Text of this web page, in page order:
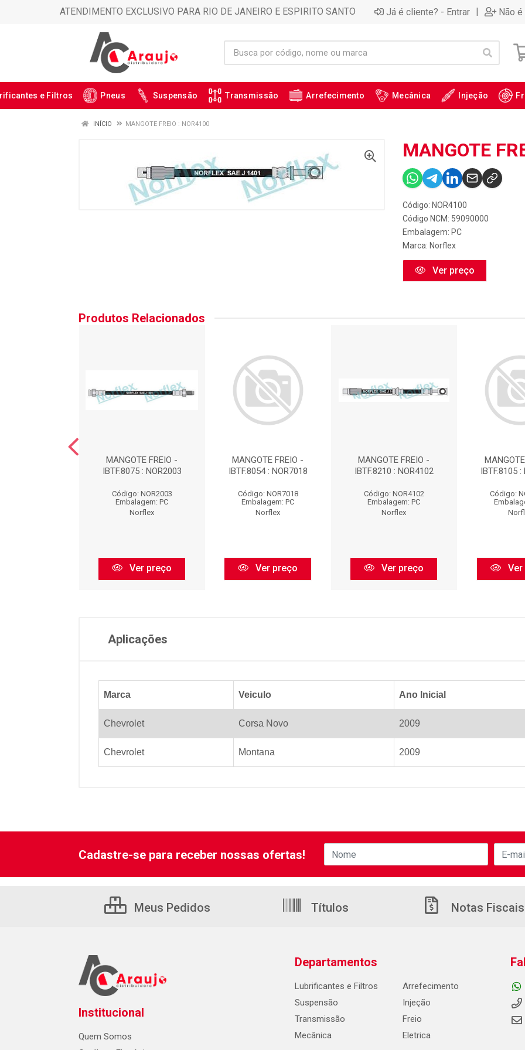
ATENDIMENTO EXCLUSIVO PARA RIO DE JANEIRO E ESPIRITO SANTO Já é cliente? - Entrar | Não
e Filtros Pneus Suspensão Transmissão Arrefecimento Mecânica Injeção
INÍCIO MANGOTE FREIO : NOR4100
MANGOTE
Código: NOR4100
Código NCM: 59090000
Embalagem: PC
Marca: Norflex
Ver preço
Produtos Relacionados
MANGOTE FREIO -
IBTF.8075 : NOR2003
Código: NOR2003
Embalagem: PC
Norflex
Ver preço
MANGOTE FREIO -
IBTF.8054 : NOR7018
Código: NOR7018
Embalagem: PC
Norflex
Ver preço
MANGOTE FREIO -
IBTF.8210 : NOR4102
Código: NOR4102
Embalagem: PC
Norflex
Ver preço
IBTF.8105 :
Código:
Ver
Aplicações
Marca Veiculo Ano Inicial
Chevrolet Corsa Novo 2009
Chevrolet Montana 2009
Cadastre-se para receber nossas ofertas!
Meus Pedidos Títulos Notas Fiscais
Institucional
Quem Somos
Departamentos
Lubrificantes e Filtros
Suspensão
Transmissão
Mecânica
Arrefecimento
Injeção
Freio
Eletrica